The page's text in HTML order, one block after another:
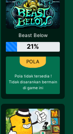
Beast Below
21%
Pola tidak tersedia !
Tidak disarankan bermain
di game ini